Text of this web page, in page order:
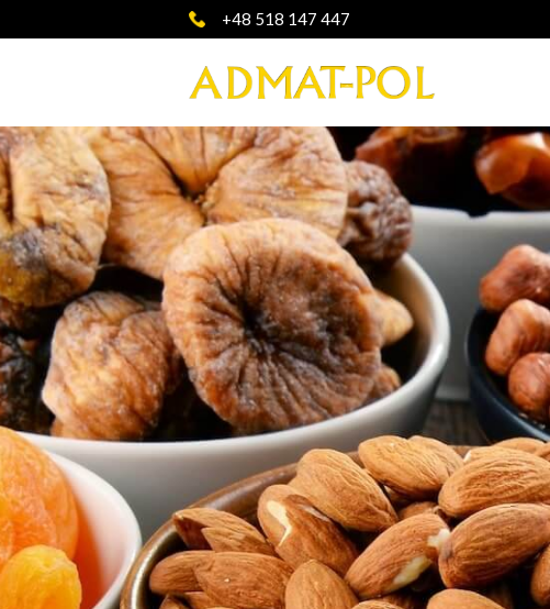
+48 518 147 447